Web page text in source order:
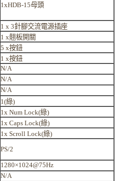
1xHDB-15母頭
1 x 3針腳交流電源插座
1 x翹板開關
5 x按鈕
1 x按鈕
N/A
N/A
N/A
1(綠)
1x Num Lock(綠)
1x Caps Lock(綠)
1x Scroll Lock(綠)
PS/2
1280×1024@75Hz
N/A